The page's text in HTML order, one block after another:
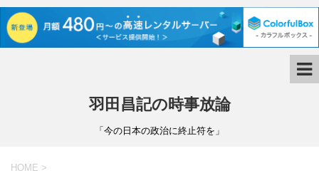
羽田昌記の時事放論
「今の日本の政治に終止符を」
HOME >